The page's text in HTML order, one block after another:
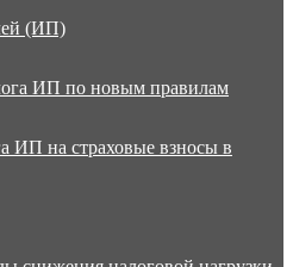
(ИП)
ИП по новым правилам
ИП на страховые взносы в